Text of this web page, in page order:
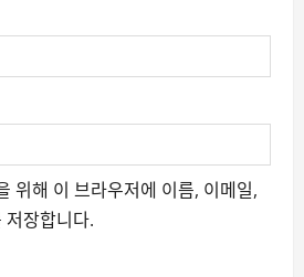
위해 이 브라우저에 이름, 이메일,
저장합니다.